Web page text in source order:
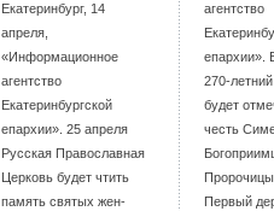
Екатеринбург, 14
апреля,
«Информационное
агентство
Екатеринбургской
епархии». 25 апреля
Русская Православная
Церковь будет чтить
память святых жен-
агентство
епархии».
270-
будет
честь
Первый